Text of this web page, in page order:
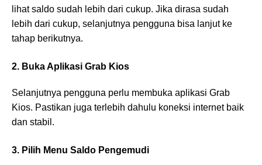
lihat saldo sudah lebih dari cukup. Jika dirasa sudah
lebih dari cukup, selanjutnya pengguna bisa lanjut ke
tahap berikutnya.
2. Buka Aplikasi Grab Kios
Selanjutnya pengguna perlu membuka aplikasi Grab
Kios. Pastikan juga terlebih dahulu koneksi internet baik
dan stabil.
3. Pilih Menu Saldo Pengemudi